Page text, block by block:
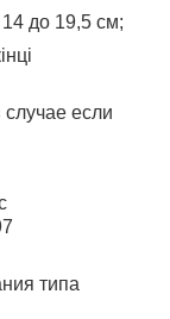
14 до 19,5 см;
если
типа